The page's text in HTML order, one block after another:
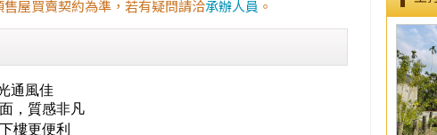
屋買賣契約為準，若有疑問請洽承辦人員 。